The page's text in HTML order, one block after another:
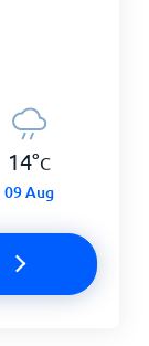
14°C
09 Aug